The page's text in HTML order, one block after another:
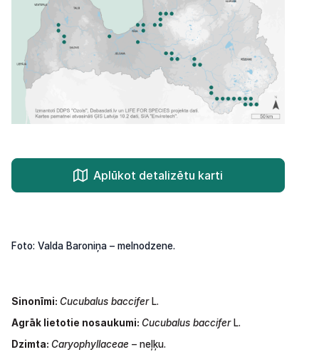
Aplūkot detalizētu karti
Foto: Valda Baroniņa – melnodzene.
Sinonīmi: Cucubalus baccifer L.
Agrāk lietotie nosaukumi: Cucubalus baccifer L.
Dzimta: Caryophyllaceae – neļķu.